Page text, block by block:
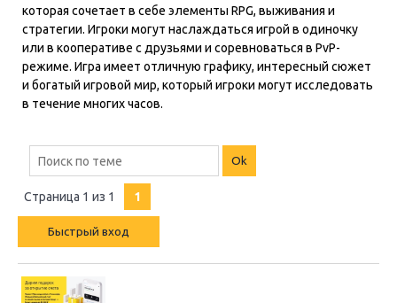
которая сочетает в себе элементы RPG, выживания и
стратегии. Игроки могут наслаждаться игрой в одиночку
или в кооперативе с друзьями и соревноваться в PvP-
режиме. Игра имеет отличную графику, интересный сюжет
и богатый игровой мир, который игроки могут исследовать
в течение многих часов.
Страница 1 из 1 1